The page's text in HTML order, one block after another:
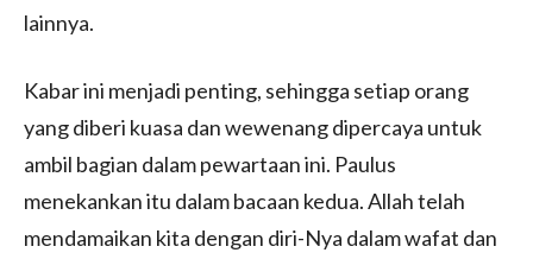
lainnya.
Kabar ini menjadi penting, sehingga setiap orang
yang diberi kuasa dan wewenang dipercaya untuk
ambil bagian dalam pewartaan ini. Paulus
menekankan itu dalam bacaan kedua. Allah telah
mendamaikan kita dengan diri-Nya dalam wafat dan